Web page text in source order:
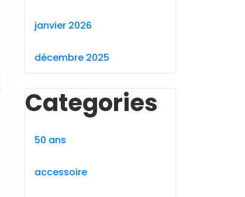
janvier 2026
décembre 2025
Categories
50 ans
accessoire